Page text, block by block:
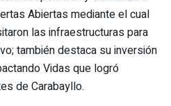
Abiertas mediante el cual
las infraestructuras para
también destaca su inversión
Vidas que logró
de Carabayllo.